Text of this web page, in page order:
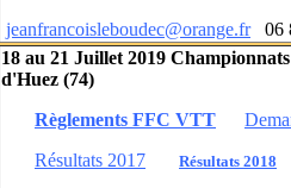
jeanfrancoisleboudec@orange.fr06
18 au 21 Juillet 2019
d'Huez (74)
Règlements FFC VTT
Résultats 2017
Résultats 2018